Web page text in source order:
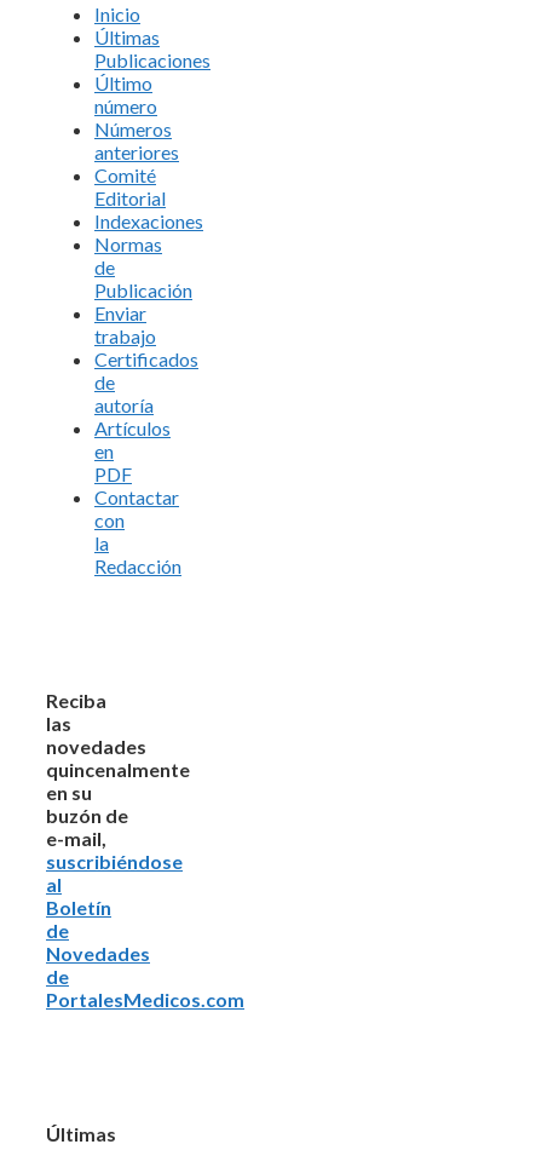
Inicio
Últimas
Publicaciones
Último
número
Números
anteriores
Comité
Editorial
Indexaciones
Normas
de
Publicación
Enviar
trabajo
Certificados
de
autoría
Artículos
en
PDF
Contactar
con
la
Redacción
Reciba
las
novedades
quincenalmente
en su
buzón de
e-mail,
suscribiéndose
al
Boletín
de
Novedades
de
PortalesMedicos.com
Últimas